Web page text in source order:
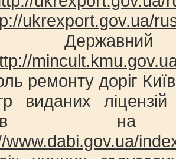
ukrexport.gov.ua/
ремонту доріг
виданих ліцензій
на
www.dabi.gov.ua/